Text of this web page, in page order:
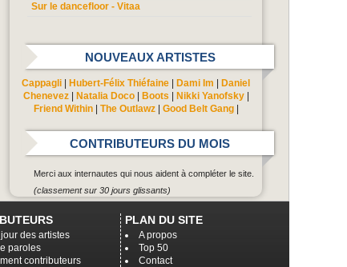
Sur le dancefloor - Vitaa
NOUVEAUX ARTISTES
Cappagli Hubert-Félix Thiéfaine Dami Im
Daniel
Chenevez| Natalia Doco| Boots Nikki Yanofsky|
Friend Within| The Outlawz| Good Belt Gang|
CONTRIBUTEURS DU MOIS
Merci aux internautes qui nous aident à compléter le site.
(classement sur 30 jours glissants)
PLAN DU SITE
A propos
Top 50
Contact
des artistes
paroles
contributeurs